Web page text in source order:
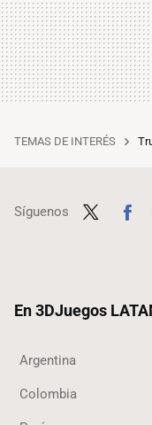
TEMAS DE INTERÉS
Síguenos
En 3DJuegos
Argentina
Colombia